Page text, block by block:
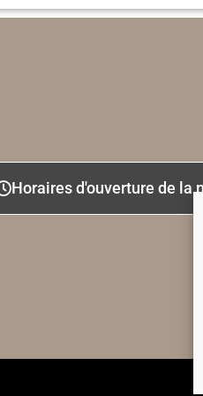
Horaires d'ouverture de la